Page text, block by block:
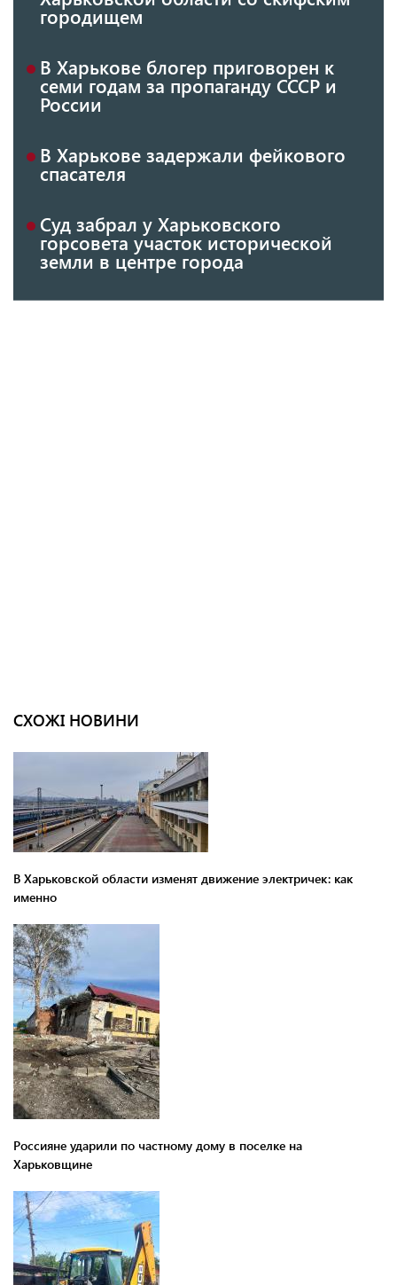
городищем
В Харькове блогер приговорен к
семи годам за пропаганду СССР и
России
В Харькове задержали фейкового
спасателя
Суд забрал у Харьковского
горсовета участок исторической
земли в центре города
СХОЖІ НОВИНИ
В Харьковской области изменят движение электричек: как
именно
Россияне ударили по частному дому в поселке на
Харьковщине